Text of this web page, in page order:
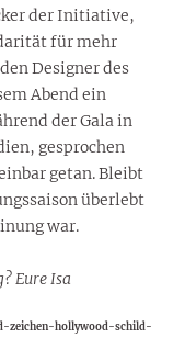
der Initiative,
für mehr
Designer des
Abend ein
der Gala in
gesprochen
getan. Bleibt
überlebt
war.
Eure Isa
zeichen-hollywood-schild-